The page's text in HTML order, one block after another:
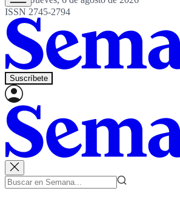
ISSN 2745-2794
Suscríbete